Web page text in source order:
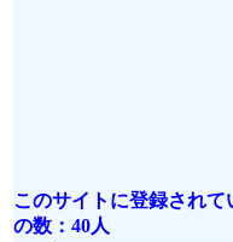
このサイトに登録され
の数：40人